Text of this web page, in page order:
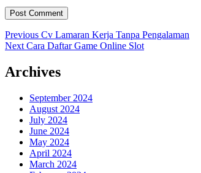
Post
navigation
Previous Previous
post:
Cv Lamaran Kerja Tanpa Pengalaman
Next Next
Cara Daftar Game Online Slot
Archives
September 2024
August 2024
July 2024
June 2024
May 2024
April 2024
March 2024